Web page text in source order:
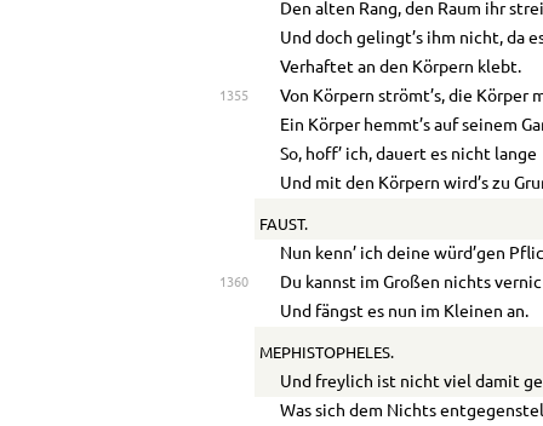
Den alten Rang, den Raum ihr
Und doch gelingt’s ihm nicht, da
Verhaftet an den Körpern klebt.
1355
Von Körpern strömt’s, die Körper
Ein Körper hemmt’s auf seinem
So, hoff’ ich, dauert es nicht lange
Und mit den Körpern wird’s zu
FAUST.
Nun kenn’ ich deine würd’gen
1360
Du kannst im Großen nichts
Und fängst es nun im Kleinen an.
MEPHISTOPHELES.
Und freylich ist nicht viel damit
Was sich dem Nichts